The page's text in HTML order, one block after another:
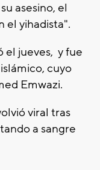
asesino, el
el yihadista".
el jueves, y fue
cuyo
Emwazi.
viral tras
a sangre